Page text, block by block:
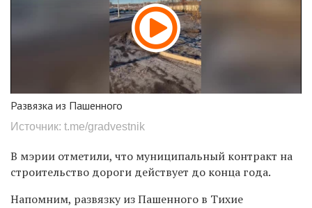
Развязка из Пашенного
Источник: t.me/gradvestnik
В мэрии отметили, что муниципальный контракт на
строительство дороги действует до конца года.
Напомним, развязку из Пашенного в Тихие